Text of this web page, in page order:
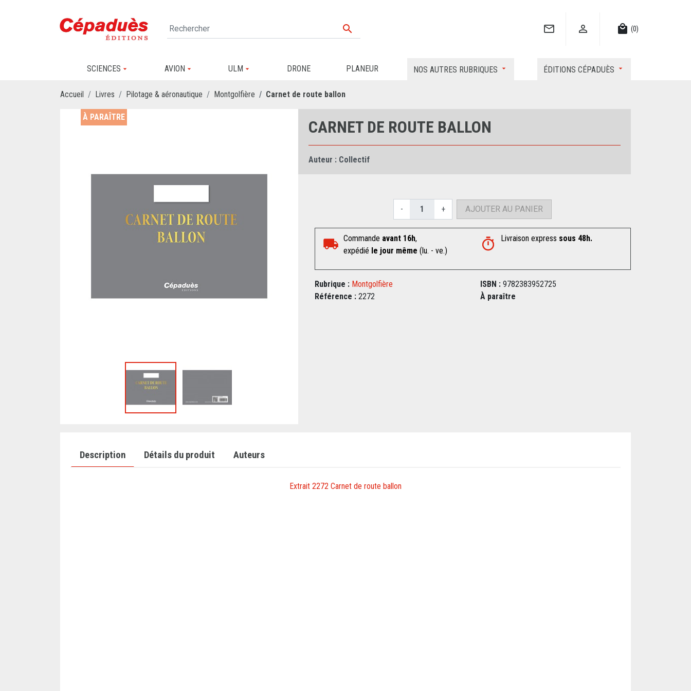
   local_mall (0)
SCIENCES AVION ULM DRONE PLANEUR NOS AUTRES RUBRIQUES ÉDITIONS CÉPADUÈS
Accueil Livres Pilotage & aéronautique Montgolfière Carnet de route ballon
À PARAÎTRE
CARNET DE ROUTE BALLON
Auteur : Collectif
- + AJOUTER AU PANIER
Commande avant 16h,
expédié le jour même (lu. - ve.)
Livraison express sous 48h.
Rubrique : Montgolfière ISBN : 9782383952725
Référence :2272 À paraître
Description Détails du produit Auteurs
Extrait 2272 Carnet de route ballon